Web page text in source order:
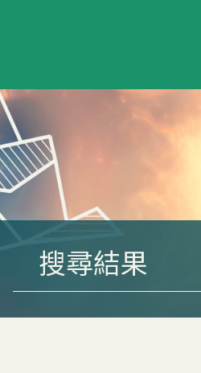
搜尋結果